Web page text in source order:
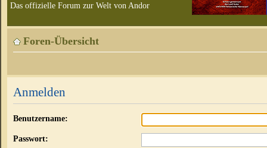
Das offizielle Forum zur Welt von Andor
Foren-Übersicht
Anmelden
Benutzername:
Passwort: